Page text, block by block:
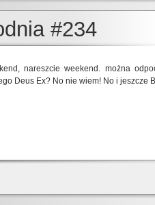
#234
nareszcie weekend. można
Deus Ex? No nie wiem! No i jeszcze